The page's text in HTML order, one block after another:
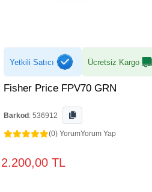
Yetkili Satıcı Ücretsiz Kargo
Fisher Price FPV70 GRN
Barkod : 536912
(0) YorumYorum Yap
2.200,00 TL